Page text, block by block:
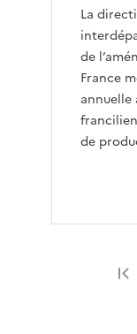
La
de
France
annuelle
de